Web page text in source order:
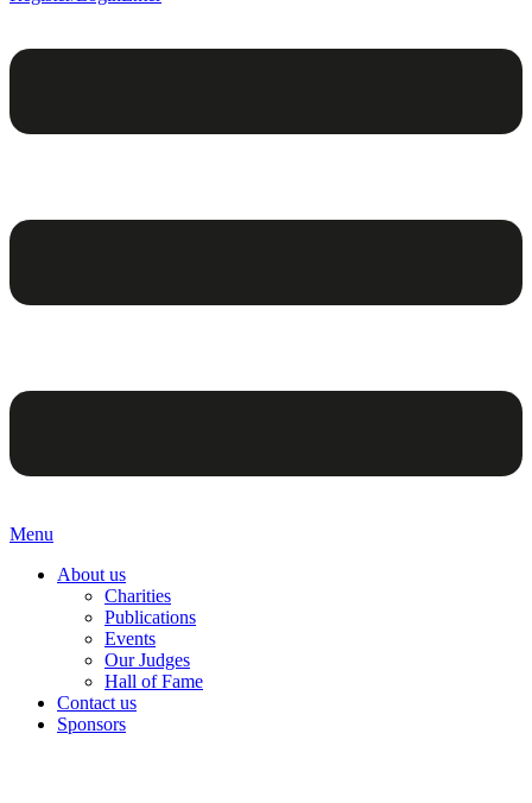
Menu
About us
Charities
Publications
Events
Our Judges
Hall of Fame
Contact us
Sponsors